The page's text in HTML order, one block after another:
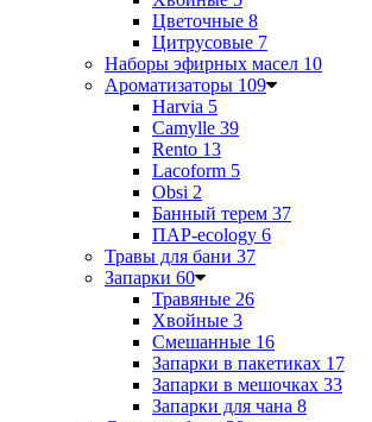
Цветочные 8
Цитрусовые 7
Наборы эфирных масел 10
Ароматизаторы 109
Harvia 5
Camylle 39
Rento 13
Lacoform 5
Obsi 2
Банный терем 37
ПАР-ecology 6
Травы для бани 37
Запарки 60
Травяные 26
Хвойные 3
Смешанные 16
Запарки в пакетиках 17
Запарки в мешочках 33
Запарки для чана 8